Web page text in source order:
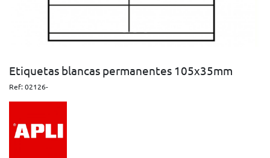
Etiquetas blancas permanentes 105x35mm
Ref:02126-